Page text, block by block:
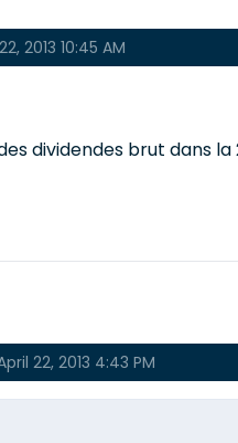
2013 10:45 AM
dividendes brut dans
22, 2013 4:43 PM